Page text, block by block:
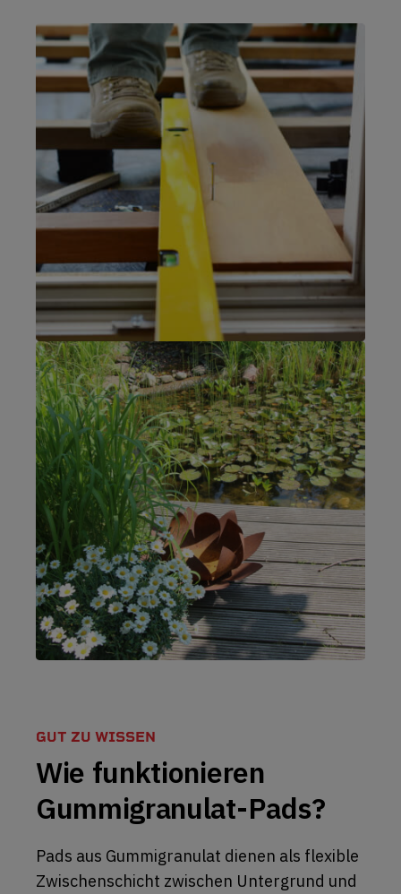
GUT ZU WISSEN
Wie funktionieren
Gummigranulat-Pads?
Pads aus Gummigranulat dienen als flexible
Zwischenschicht zwischen Untergrund und